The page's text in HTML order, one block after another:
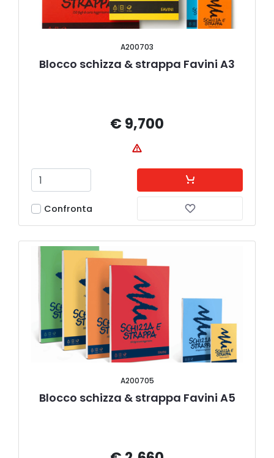
A200703
Blocco schizza & strappa Favini A3
€ 9,700
Confronta
A200705
Blocco schizza & strappa Favini A5